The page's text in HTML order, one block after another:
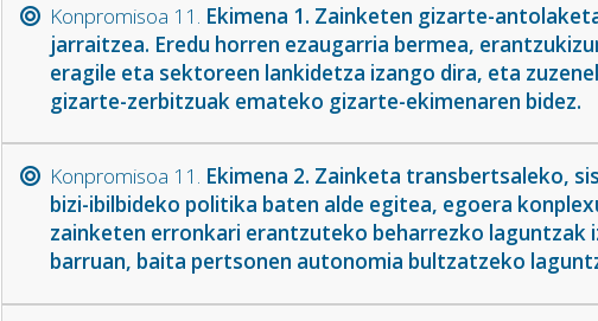
Konpromisoa 11. Ekimena 1. Zainketen gizarte-
jarraitzea. Eredu horren ezaugarria bermea,
eragile eta sektoreen lankidetza izango dira, eta
gizarte-zerbitzuak emateko gizarte-ekimenaren bidez.
Konpromisoa 11. Ekimena 2. Zainketa transbertsaleko,
bizi-ibilbideko politika baten alde egitea, egoera
zainketen erronkari erantzuteko beharrezko laguntzak
barruan, baita pertsonen autonomia bultzatzeko